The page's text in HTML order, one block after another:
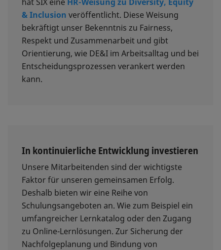
& Inclusion veröffentlicht. Diese Weisung
bekräftigt unser Bekenntnis zu Fairness,
Respekt und Zusammenarbeit und gibt
Orientierung, wie DE&I im Arbeitsalltag und bei
Entscheidungsprozessen verankert werden
kann.
In kontinuierliche Entwicklung investieren
Unsere Mitarbeitenden sind der wichtigste
Faktor für unseren gemeinsamen Erfolg.
Deshalb bieten wir eine Reihe von
Schulungsangeboten an. Wie zum Beispiel ein
umfangreicher Lernkatalog oder den Zugang
zu Online-Lernlösungen. Zur Sicherung der
Nachfolgeplanung und Bindung von